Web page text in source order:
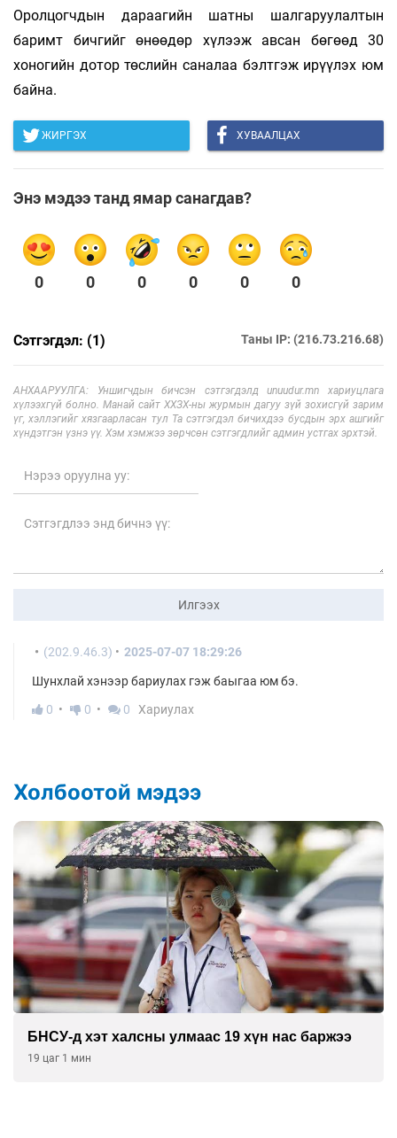
Оролцогчдын дараагийн шатны шалгаруулалтын
баримт бичгийг өнөөдөр хүлээж авсан бөгөөд 30
хоногийн дотор төслийн саналаа бэлтгэж ирүүлэх юм
байна.
ЖИРГЭХ ХУВААЛЦАХ
Энэ мэдээ танд ямар санагдав?
0 0 0 0 0 0
Сэтгэгдэл: (1) Таны IP: (216.73.216.68)
АНХААРУУЛГА: Уншигчдын бичсэн сэтгэгдэлд unuudur.mn хариуцлага
хүлээхгүй болно. Манай сайт ХХЗХ-ны журмын дагуу зүй зохисгүй зарим
үг, хэллэгийг хязгаарласан тул Та сэтгэгдэл бичихдээ бусдын эрх ашгийг
хүндэтгэн үзнэ үү. Хэм хэмжээ зөрчсөн сэтгэгдлийг админ устгах эрхтэй.
Илгээх
(202.9.46.3) 2025-07-07 18:29:26
Шунхлай хэнээр бариулах гэж баыгаа юм бэ.
0
0 0 Хариулах
Холбоотой мэдээ
БНСУ-д хэт халсны улмаас 19 хүн нас баржээ
19 цаг 1 мин